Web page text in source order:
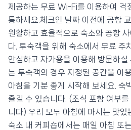
💰 최저가 확인 · 예약하기
제공하는 무료 Wi-Fi를 이용하여 걱
통하세요.체크인 날짜 이전에 공항
원활하고 효율적으로 숙소와 공항
다. 투숙객을 위해 숙소에서 무료 주
안심하고 자가용을 이용해 방문하
는 투숙객의 경우 지정된 공간을 이
아침을 기분 좋게 시작해 보세요. 숙
즐길 수 있습니다. (조식 포함 여부
니다) 우리 모두 아침에 마시는 맛있
숙소 내 커피숍에서는 매일 아침 또